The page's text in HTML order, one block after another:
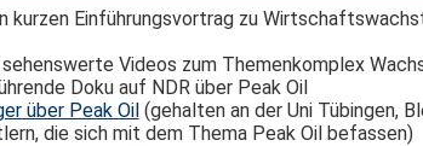
kurzen Einführungsvortrag zu
Videos zum Themenkomplex
Doku auf NDR über Peak Oil
über Peak Oil(gehalten an der Uni Tübingen,
die sich mit dem Thema Peak Oil befassen)